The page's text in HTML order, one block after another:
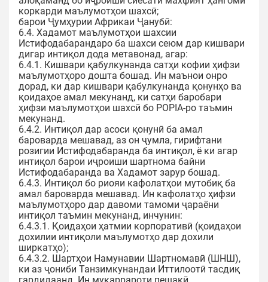
коркарди маълумотҳои шахсӣ;
барои Ҷумҳурии Африкаи Ҷанубӣ:
6.4. Хадамот маълумотҳои шахсии
Истифодабарандаро ба шахси сеюм дар кишвари
дигар интиқол дода метавонад, агар:
6.4.1. Кишвари қабулкунанда сатҳи кофии ҳифзи
маълумотҳоро дошта бошад. Ин маънои онро
дорад, ки дар кишвари қабулкунанда қонунҳо ва
қоидаҳое амал мекунанд, ки сатҳи баробари
ҳифзи маълумотҳои шахсӣ бо POPIA-ро таъмин
мекунанд.
6.4.2. Интиқол дар асоси қонунӣ ба амал
бароварда мешавад, аз он ҷумла, гирифтани
розигии Истифодабаранда ба интиқол, ё ки агар
интиқол барои иҷроиши шартнома байни
Истифодабаранда ва Хадамот зарур бошад.
6.4.3. Интиқол бо риояи кафолатҳои мутобиқ ба
амал бароварда мешавад. Ин кафолатҳо ҳифзи
маълумотҳоро дар давоми тамоми ҷараёни
интиқол таъмин мекунанд, инчунин:
6.4.3.1. Қоидаҳои ҳатмии корпоративӣ (қоидаҳои
дохилии интиқоли маълумотҳо дар дохили
ширкатҳо);
6.4.3.2. Шартҳои Намунавии Шартномавӣ (ШНШ),
ки аз ҷониби Танзимкунандаи Иттилоотӣ тасдиқ
гардидаанд. Ин муқаррароти пешакӣ